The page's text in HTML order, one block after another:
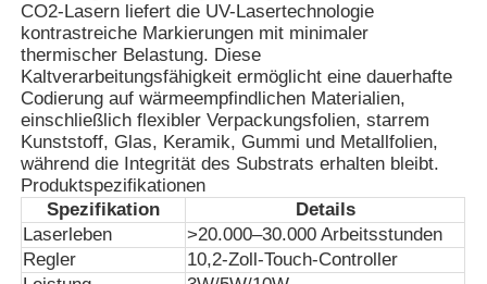
CO2-Lasern liefert die UV-Lasertechnologie
kontrastreiche Markierungen mit minimaler
thermischer Belastung. Diese
Kaltverarbeitungsfähigkeit ermöglicht eine dauerhafte
Codierung auf wärmeempfindlichen Materialien,
einschließlich flexibler Verpackungsfolien, starrem
Kunststoff, Glas, Keramik, Gummi und Metallfolien,
während die Integrität des Substrats erhalten bleibt.
Produktspezifikationen
Spezifikation
Details
Laserleben
>20.000–30.000 Arbeitsstunden
Regler
10,2-Zoll-Touch-Controller